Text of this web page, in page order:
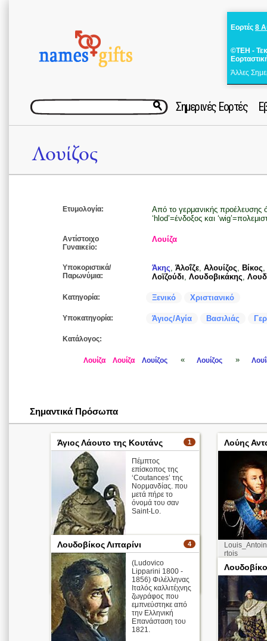
Εορτές 8
©ΤΕΗ -
Άλλες
Σημερινές Εορτές
Λουίζος
Ετυμολογία:
Από το γερμανικής προέλευσης
‘hlod’=ένδοξος και
Αντίστοιχο
Γυναικείο:
Λουίζα
Υποκοριστικά/
Παρωνύμια:
Άκης, Άλοΐζε, Αλουίζος, Βίκος,
Λοϊζούδι, Λουδοβικάκης,
Κατηγορία: Ξενικό Χριστιανικό
Υποκατηγορία: Άγιος/Αγία Βασιλιάς
Κατάλογος:
Λουίζα Λουίζα Λουίζος « Λουίζος »
Σημαντικά Πρόσωπα
1
Άγιος Λάουτο της Κουτάνς
Πέμπτος
επίσκοπος της
‘Coutances’ της
Νορμανδίας. που
μετά πήρε το
όνομά του σαν
Saint-Lo.
περισσότερα >
22 Σεπτεμβρίου
Λούης
rtois
βασιλιάς
4
Λουδοβίκος Λιπαρίνι
(Ludovico
Lipparini 1800 -
1856) Φιλέλληνας
Ιταλός καλλιτέχνης
ζωγράφος που
εμπνεύστηκε από
την Ελληνική
Επανάσταση του
1821.